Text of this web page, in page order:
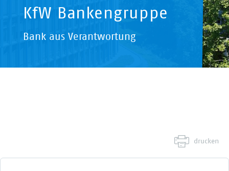
KfW Bankengruppe
Bank aus Verantwortung
drucken